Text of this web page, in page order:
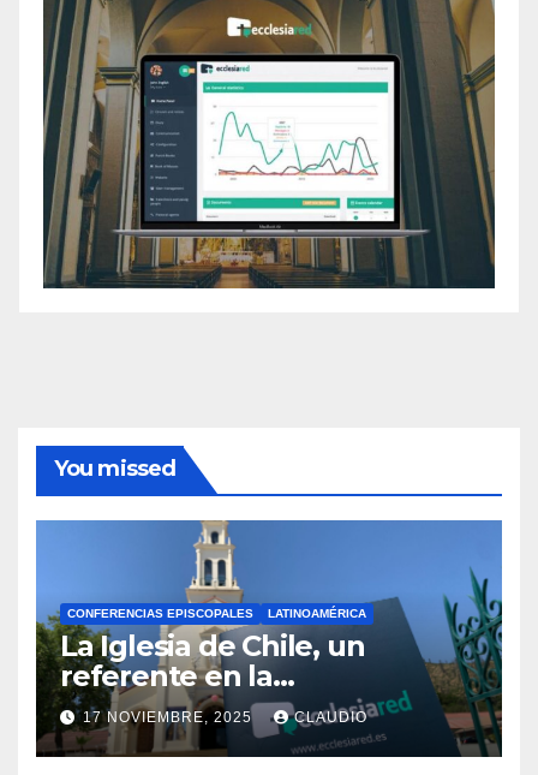
You missed
CONFERENCIAS EPISCOPALES LATINOAMÉRICA
La Iglesia de Chile, un
referente en la
transformación digital
gracias a Ecclesiared
17 NOVIEMBRE, 2025 CLAUDIO
N